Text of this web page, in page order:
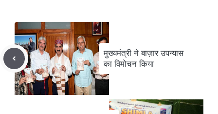
मुख्यमंत्री ने बाज़ार उपन्यास
का विमोचन किया